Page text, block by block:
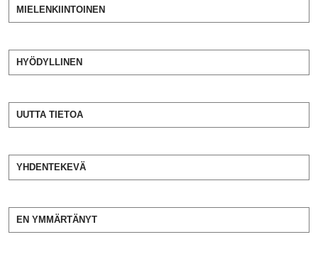
MIELENKIINTOINEN
HYÖDYLLINEN
UUTTA TIETOA
YHDENTEKEVÄ
EN YMMÄRTÄNYT